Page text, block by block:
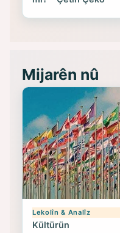
Mijarên nû
Lekolîn & Analîz
Kültürün